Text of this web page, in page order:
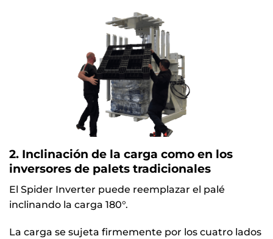
2. Inclinación de la carga como en los
inversores de palets tradicionales
El Spider Inverter puede reemplazar el palé
inclinando la carga 180°.
La carga se sujeta firmemente por los cuatro lados